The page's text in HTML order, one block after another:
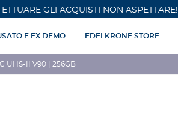
GLI ACQUISTI NON ASPETTARE!
E EX DEMO EDELKRONE STORE
UHS-II V90 | 256GB